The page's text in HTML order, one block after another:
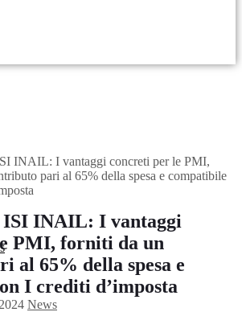
INAIL: I vantaggi concreti per le PMI,
pari al 65% della spesa e compatibile
INAIL: I vantaggi
PMI, forniti da un
al 65% della spesa e
I crediti d’imposta
News